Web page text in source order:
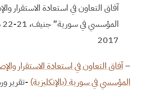
آفاق التعاون في استعادة الاستقرار
2017
–آفاق التعاون في استعادة الاستقرار
المؤسسي في سورية (بالإنكليزية) -تقرير